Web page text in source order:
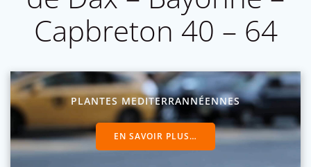
Capbreton 40 – 64
PLANTES MEDITERRANNÉENNES
EN SAVOIR PLUS…